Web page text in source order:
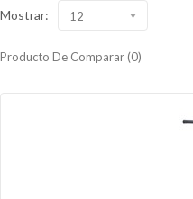
Mostrar: 12
Producto De Comparar (0)